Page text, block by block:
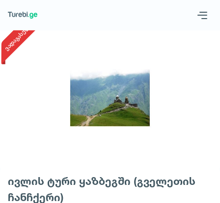
Request a tour
ვადაგასული
ივლის ტური ყაზბეგში (გველეთის
ჩანჩქერი)